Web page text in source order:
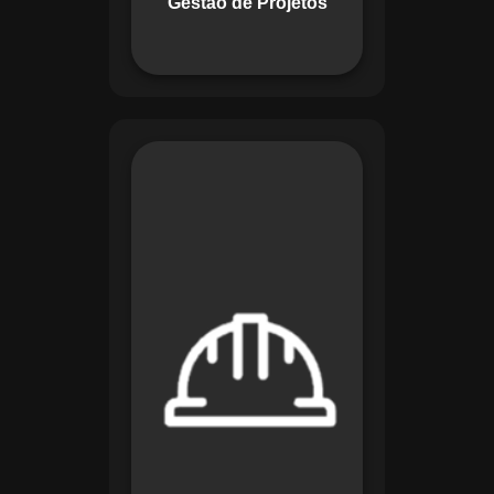
com eficiência.
Maestro organiza
registros de exames
e treinamentos,
automatiza alertas e
disponibiliza